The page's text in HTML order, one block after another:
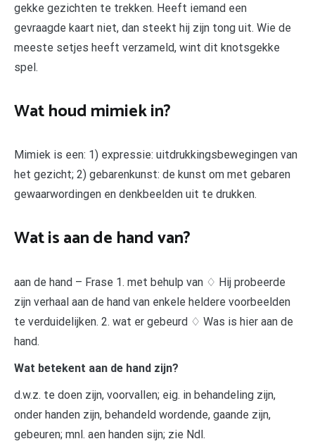
gekke gezichten te trekken. Heeft iemand een
gevraagde kaart niet, dan steekt hij zijn tong uit. Wie de
meeste setjes heeft verzameld, wint dit knotsgekke
spel.
Wat houd mimiek in?
Mimiek is een: 1) expressie: uitdrukkingsbewegingen van
het gezicht; 2) gebarenkunst: de kunst om met gebaren
gewaarwordingen en denkbeelden uit te drukken.
Wat is aan de hand van?
aan de hand – Frase 1. met behulp van ♢ Hij probeerde
zijn verhaal aan de hand van enkele heldere voorbeelden
te verduidelijken. 2. wat er gebeurd ♢ Was is hier aan de
hand.
Wat betekent aan de hand zijn?
d.w.z. te doen zijn, voorvallen; eig. in behandeling zijn,
onder handen zijn, behandeld wordende, gaande zijn,
gebeuren; mnl. aen handen sijn; zie Ndl.